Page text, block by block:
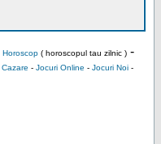
Horoscop( horoscopul tau zilnic )-
Cazare - Jocuri Online - Jocuri Noi-